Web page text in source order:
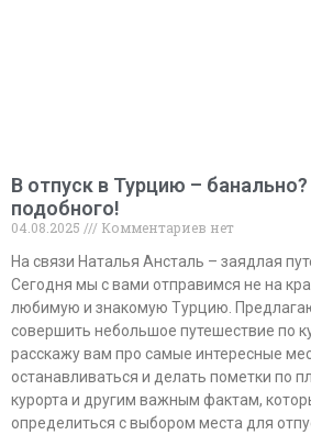
В отпуск в Турцию –
подобного!
04.08.2025
Комментариев нет
На связи Наталья Ансталь – заядлая
Сегодня мы с вами отправимся не на
любимую и знакомую Турцию.
совершить небольшое путешествие по
расскажу вам про самые интересные
останавливаться и делать пометки по
курорта и другим важным фактам,
определиться с выбором места для